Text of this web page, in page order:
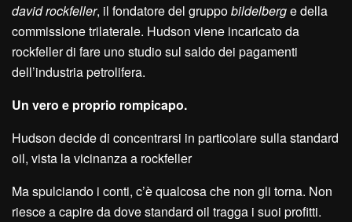
david rockfeller, il fondatore del gruppobildelberge della
commissione trilaterale. Hudson viene incaricato da
rockfeller di fare uno studio sul saldo dei pagamenti
dell’industria petrolifera.
Un vero e proprio rompicapo.
Hudson decide di concentrarsi in particolare sulla standard
oil, vista la vicinanza a rockfeller
Ma spulciando i conti, c’è qualcosa che non gli torna. Non
riesce a capire da dove standard oil tragga i suoi profitti.